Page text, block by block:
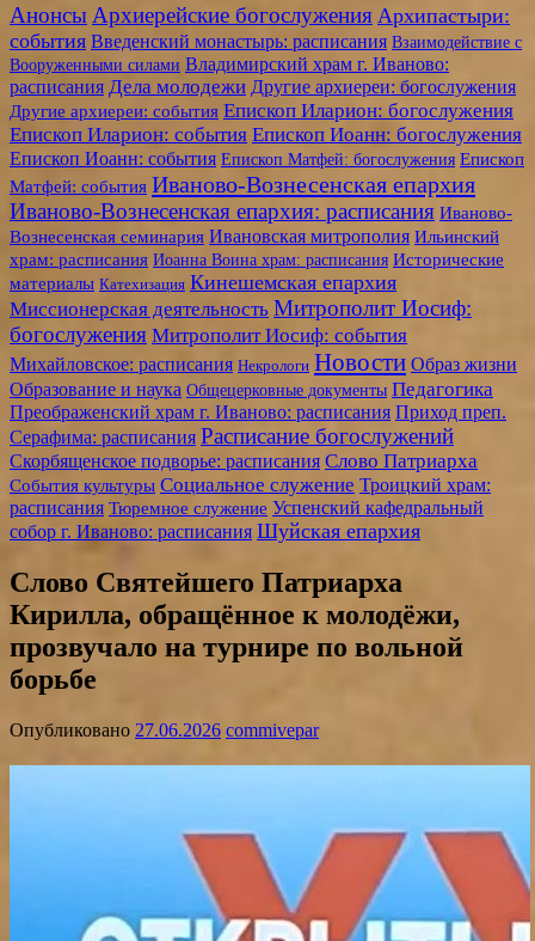
Анонсы Архиерейские богослужения Архипастыри:
события Введенский монастырь: расписания Взаимодействие с
Вооруженными силами Владимирский храм г. Иваново:
расписания Дела молодежи Другие архиереи: богослужения
Другие архиереи: события Епископ Иларион: богослужения
Епископ Иларион: события Епископ Иоанн: богослужения
Епископ Иоанн: события Епископ Матфей: богослужения Епископ
Матфей: события Иваново-Вознесенская епархия
Иваново-Вознесенская епархия: расписания Иваново-
Вознесенская семинария Ивановская митрополия Ильинский
храм: расписания Иоанна Воина храм: расписания Исторические
материалы Катехизация Кинешемская епархия
Миссионерская деятельность Митрополит Иосиф:
богослужения Митрополит Иосиф: события
Михайловское: расписания Некрологи Новости Образ жизни
Образование и наука Общецерковные документы Педагогика
Преображенский храм г. Иваново: расписания Приход преп.
Серафима: расписания Расписание богослужений
Скорбященское подворье: расписания Слово Патриарха
События культуры Социальное служение Троицкий храм:
расписания Тюремное служение Успенский кафедральный
собор г. Иваново: расписания Шуйская епархия
Слово Святейшего Патриарха
Кирилла, обращённое к молодёжи,
прозвучало на турнире по вольной
борьбе
Опубликовано 27.06.2026 commivepar